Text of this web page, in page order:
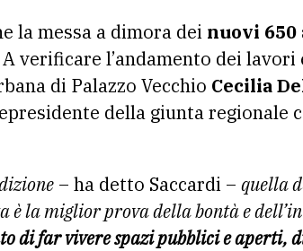
la messa a dimora dei nuovi 650
A verificare l’andamento dei lavori
di Palazzo Vecchio Cecilia
della giunta regionale
– ha detto Saccardi – quella
è la miglior prova della bontà e
di far vivere spazi pubblici e